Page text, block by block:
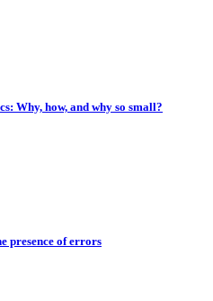
Why, how, and why so small?
presence of errors